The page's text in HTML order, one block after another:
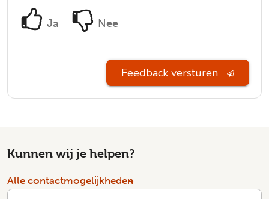
Ja Nee
Feedback versturen
Kunnen wij je helpen?
Alle contactmogelijkheden